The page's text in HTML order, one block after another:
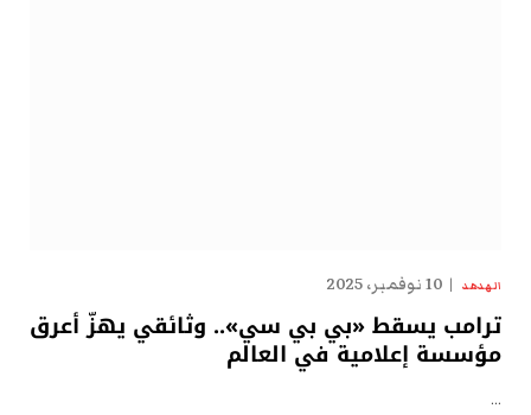
الهدهد 10 نوفمبر، 2025
ترامب يسقط «بي بي سي».. وثائقي يهزّ أعرق
مؤسسة إعلامية في العالم
…